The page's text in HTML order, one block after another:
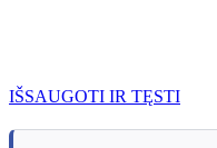
IŠSAUGOTI IR TĘSTI